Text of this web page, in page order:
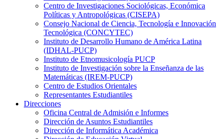
Centro de Investigaciones Sociológicas, Económica
Políticas y Antropológicas (CISEPA)
Consejo Nacional de Ciencia, Tecnología e Innovación
Tecnológica (CONCYTEC)
Instituto de Desarrollo Humano de América Latina
(IDHAL-PUCP)
Instituto de Etnomusicología PUCP
Instituto de Investigación sobre la Enseñanza de las
Matemáticas (IREM-PUCP)
Centro de Estudios Orientales
Representantes Estudiantiles
Direcciones
Oficina Central de Admisión e Informes
Dirección de Asuntos Estudiantiles
Dirección de Informática Académica